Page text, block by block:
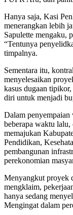
Hanya saja, Kasi
menerangkan lebih
Sapulette mengaku,
“Tentunya
timpalnya.
Sementara itu,
menyelesaikan
kasus dugaan
diri untuk menjadi
Dalam
beberapa waktu
memajukan
Pendidikan,
pembangunan
perekonomian
Menyangkut proyek
mengklaim,
hanya sedang
Mengingat dalam